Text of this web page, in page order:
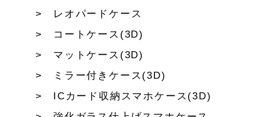
レオパードケース
コートケース(3D)
マットケース(3D)
ミラー付きケース(3D)
ICカード収納スマホケース(3D)